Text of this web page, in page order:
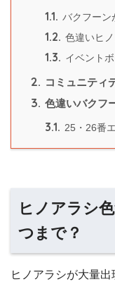
1.1. バクフーン
1.2. 色違いヒ
1.3. イベント
2. コミュニティ
3. 色違いバクフ
3.1. 25・26番
ヒノアラシ
つまで？
ヒノアラシが大量